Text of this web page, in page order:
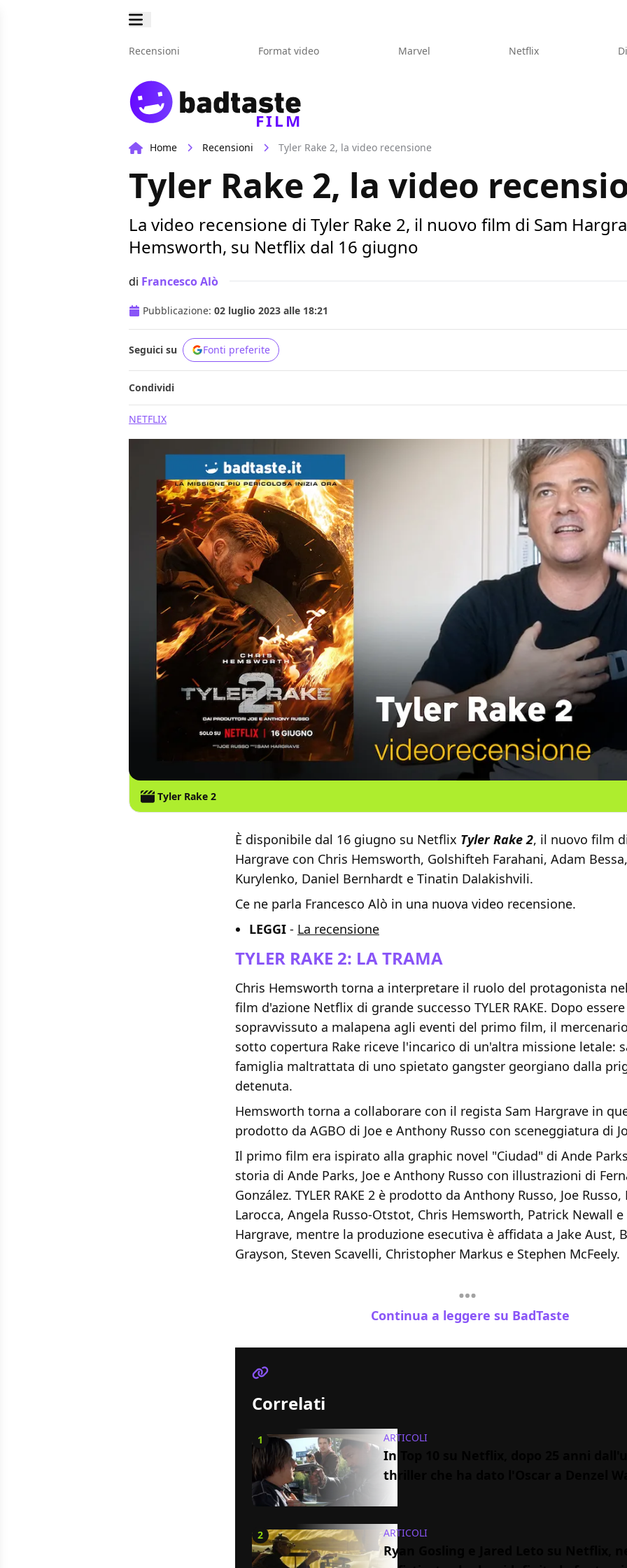
Recensioni Format video Marvel Netflix
FILM
Home Recensioni Tyler Rake 2, la video recensione
Tyler Rake 2, la video
La video recensione di Tyler Rake 2, il nuovo film di Sam
Hemsworth, su Netflix dal 16 giugno
di Francesco Alò
Pubblicazione: 02 luglio 2023 alle 18:21
Seguici su Fonti preferite
Condividi
NETFLIX
Tyler Rake 2
È disponibile dal 16 giugno su Netflix Tyler Rake 2, il nuovo film
Hargrave con Chris Hemsworth, Golshifteh Farahani, Adam
Kurylenko, Daniel Bernhardt e Tinatin Dalakishvili.
Ce ne parla Francesco Alò in una nuova video recensione.
LEGGI - La recensione
TYLER RAKE 2: LA TRAMA
Chris Hemsworth torna a interpretare il ruolo del protagonista
film d'azione Netflix di grande successo TYLER RAKE. Dopo essere
sopravvissuto a malapena agli eventi del primo film, il
sotto copertura Rake riceve l'incarico di un'altra missione letale:
famiglia maltrattata di uno spietato gangster georgiano dalla
detenuta.
Hemsworth torna a collaborare con il regista Sam Hargrave in
prodotto da AGBO di Joe e Anthony Russo con sceneggiatura di
Il primo film era ispirato alla graphic novel "Ciudad" di Ande
storia di Ande Parks, Joe e Anthony Russo con illustrazioni di
González. TYLER RAKE 2 è prodotto da Anthony Russo, Joe Russo,
Larocca, Angela Russo-Otstot, Chris Hemsworth, Patrick Newall e
Hargrave, mentre la produzione esecutiva è affidata a Jake Aust,
Grayson, Steven Scavelli, Christopher Markus e Stephen McFeely.
Continua a leggere su BadTaste
Correlati
1 ARTICOLI
In Top 10 su Netflix, dopo 25 anni
thriller che ha dato l'Oscar a Denzel
2 ARTICOLI
Ryan Gosling e Jared Leto su Netflix,